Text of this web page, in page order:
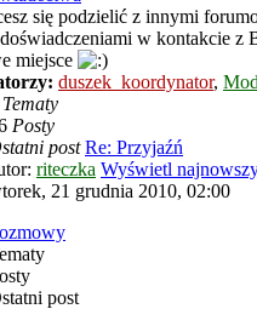
się podzielić z innymi
w kontakcie z
miejsce
duszek_koordynator,
Tematy
Posty
post Re: Przyjaźń
riteczka Wyświetl
21 grudnia 2010, 02:00
post